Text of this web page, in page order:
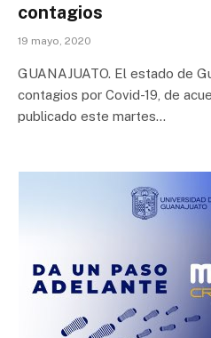
contagios
19 mayo, 2020
GUANAJUATO. El estado de
contagios por Covid-19, de
publicado este martes…